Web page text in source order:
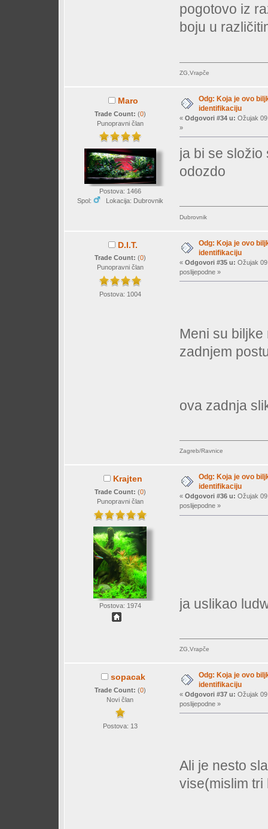
pogotovo iz
boju u
ZG,Vrapče
Maro
Trade Count: (0)
Punopravni član
Postova: 1466
Spol:
Lokacija: Dubrovnik
Odg: Koja je ovo
identifikaciju
« Odgovori #34 u: Ožujak
»
ja bi se složio
odozdo
Dubrovnik
D.I.T.
Trade Count: (0)
Punopravni član
Postova: 1004
Odg: Koja je ovo
identifikaciju
« Odgovori #35 u: Ožujak
poslijepodne »
Meni su
zadnjem
ova zadnja
Zagreb/Ravnice
Krajten
Trade Count: (0)
Punopravni član
Postova: 1974
Odg: Koja je ovo
identifikaciju
« Odgovori #36 u: Ožujak
poslijepodne »
ja uslikao
ZG,Vrapče
sopacak
Trade Count: (0)
Novi član
Postova: 13
Odg: Koja je ovo
identifikaciju
« Odgovori #37 u: Ožujak
poslijepodne »
Ali je nesto
vise(mislim tri